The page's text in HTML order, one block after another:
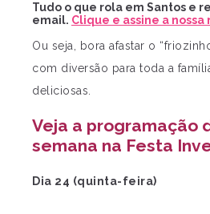
Tudo o que rola em Santos e
email. Clique e assine a
Ou seja, bora afastar o
com diversão para toda a
deliciosas.
Veja a programação
semana na Festa
Dia 24 (quinta-feira)